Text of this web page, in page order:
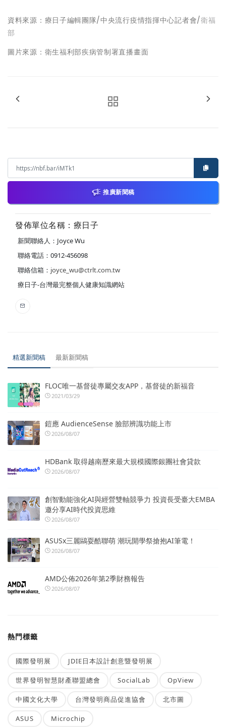
資料來源：療日子編輯團隊/中央流行疫情指揮中心記者會/衛福
部
圖片來源：衛生福利部疾病管制署直播畫面
推廣新聞稿
發佈單位名稱：療日子
新聞聯絡人：Joyce Wu
聯絡電話：0912-456098
聯絡信箱： joyce_wu@ctrlt.com.tw
療日子-台灣最完整個人健康知識網站
精選新聞稿 最新新聞稿
FLOC唯一基督徒專屬交友APP，基督徒的新福音
2021/03/29
鎧應 AudienceSense 臉部辨識功能上市
2026/08/07
HDBank 取得越南歷來最大規模國際銀團社會貸款
2026/08/07
創智動能強化AI與經營雙軸競爭力 投資長受臺大EMBA
邀分享AI時代投資思維
2026/08/07
ASUSx三麗鷗耍酷聯萌 潮玩開學祭搶抱AI筆電！
2026/08/07
AMD公佈2026年第2季財務報告
2026/08/07
熱門標籤
國際發明展 JDIE日本設計創意暨發明展
世界發明智慧財產聯盟總會 SocialLab OpView
中國文化大學 台灣發明商品促進協會 北市圖
ASUS Microchip